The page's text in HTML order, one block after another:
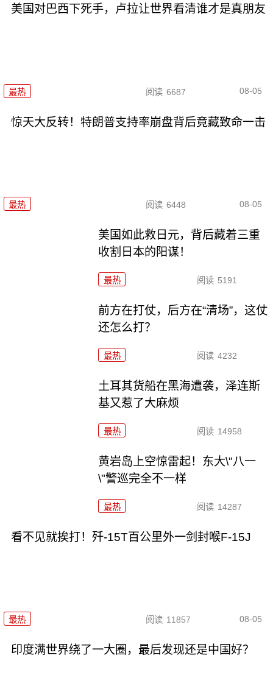
美国对巴西下死手，卢拉让世界看清谁才是真朋友
最热 阅读 6687 08-05
惊天大反转！特朗普支持率崩盘背后竟藏致命一击
最热 阅读 6448 08-05
美国如此救日元，背后藏着三重
收割日本的阳谋！
最热 阅读 5191
前方在打仗，后方在“清场”，这仗
还怎么打？
最热 阅读 4232
土耳其货船在黑海遭袭，泽连斯
基又惹了大麻烦
最热 阅读 14958
黄岩岛上空惊雷起！东大\"八一
\"警巡完全不一样
最热 阅读 14287
看不见就挨打！歼-15T百公里外一剑封喉F-15J
最热 阅读 11857 08-05
印度满世界绕了一大圈，最后发现还是中国好？